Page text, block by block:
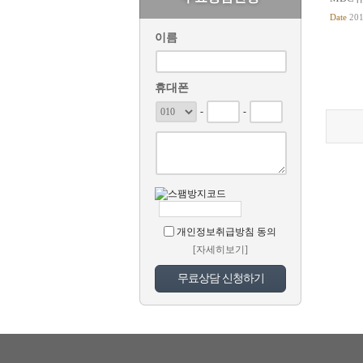
이름
휴대폰
- -
개인정보취급방침 동의
[자세히보기]
Date